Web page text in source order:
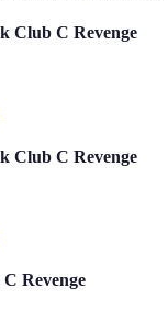
Club C Revenge
Club C Revenge
Revenge